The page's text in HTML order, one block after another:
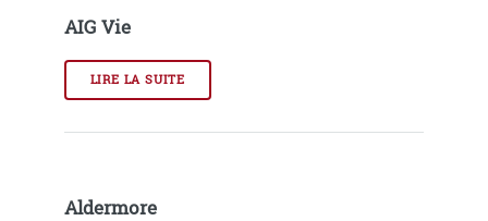
AIG Vie
LIRE LA SUITE
Aldermore